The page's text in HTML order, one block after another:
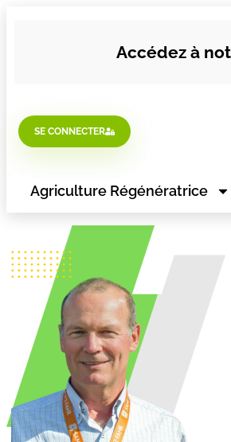
Accédez à
SE CONNECTER
Agriculture Régénératrice